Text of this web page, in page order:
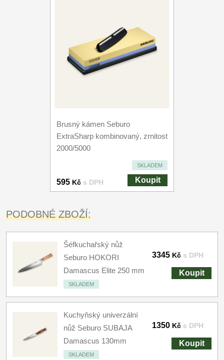
Brusný kámen Seburo
ExtraSharp kombinovaný, zrnitost
2000/5000
SKLADEM
595 Kč s DPH Koupit
PODOBNÉ ZBOŽÍ:
Šéfkuchařský nůž
Seburo HOKORI
Damascus Elite 250 mm
SKLADEM
3345 Kč s DPH
Koupit
Kuchyňský univerzální
nůž Seburo SUBAJA
Damascus 130mm
SKLADEM
1350 Kč s DPH
Koupit